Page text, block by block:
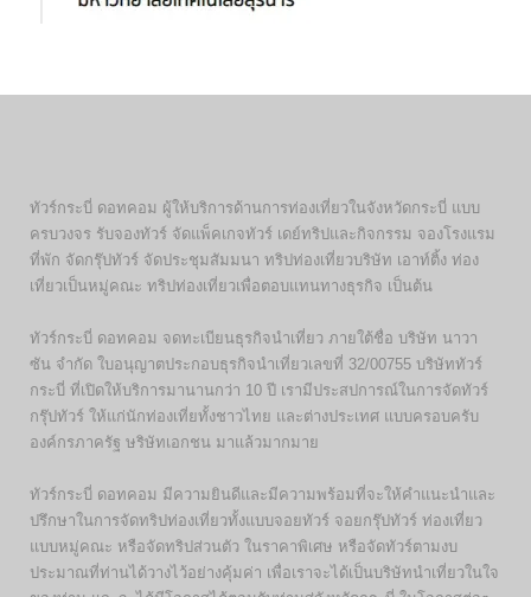
ทัวร์กระบี่ ดอทคอม ผู้ให้บริการด้านการท่องเที่ยวในจังหวัดกระบี่ แบบ
ครบวงจร รับจองทัวร์ จัดแพ็คเกจทัวร์ เดย์ทริปและกิจกรรม จองโรงแรม
ที่พัก จัดกรุ๊ปทัวร์ จัดประชุมสัมมนา ทริปท่องเที่ยวบริษัท เอาท์ติ้ง ท่อง
เที่ยวเป็นหมู่คณะ ทริปท่องเที่ยวเพื่อตอบแทนทางธุรกิจ เป็นต้น
ทัวร์กระบี่ ดอทคอม จดทะเบียนธุรกิจนำเที่ยว ภายใต้ชื่อ บริษัท นาวา
ซัน จำกัด ใบอนุญาตประกอบธุรกิจนำเที่ยวเลขที่ 32/00755 บริษัททัวร์
กระบี่ ที่เปิดให้บริการมานานกว่า 10 ปี เรามีประสปการณ์ในการจัดทัวร์
กรุ๊ปทัวร์ ให้แก่นักท่องเที่ยทั้งชาวไทย และต่างประเทศ แบบครอบครับ
องค์กรภาครัฐ ษริษัทเอกชน มาแล้วมากมาย
ทัวร์กระบี่ ดอทคอม มีความยินดีและมีความพร้อมที่จะให้คำแนะนำและ
ปรึกษาในการจัดทริปท่องเที่ยวทั้งแบบจอยทัวร์ จอยกรุ๊ปทัวร์ ท่องเที่ยว
แบบหมู่คณะ หรือจัดทริปส่วนตัว ในราคาพิเศษ หรือจัดทัวร์ตามงบ
ประมาณที่ท่านได้วางไว้อย่างคุ้มค่า เพื่อเราจะได้เป็นบริษัทนำเที่ยวในใจ